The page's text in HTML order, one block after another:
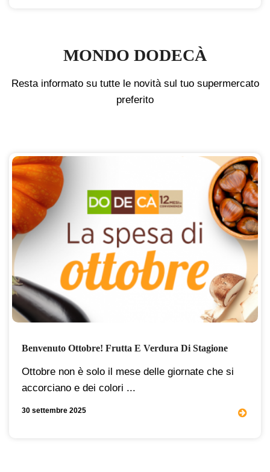
MONDO DODECÀ
Resta informato su tutte le novità sul tuo supermercato
preferito
Benvenuto Ottobre! Frutta E Verdura Di Stagione
Ottobre non è solo il mese delle giornate che si
accorciano e dei colori ...
30 settembre 2025